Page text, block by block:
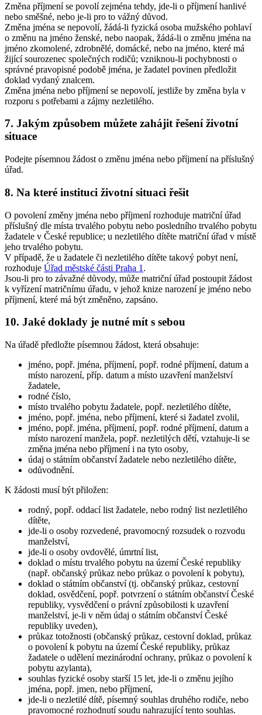
Změna příjmení se povolí zejména tehdy, jde-li o příjmení hanlivé
nebo směšné, nebo je-li pro to vážný důvod.
Změna jména se nepovolí, žádá-li fyzická osoba mužského pohlaví
o změnu na jméno ženské, nebo naopak, žádá-li o změnu jména na
jméno zkomolené, zdrobnělé, domácké, nebo na jméno, které má
žijící sourozenec společných rodičů; vzniknou-li pochybnosti o
správné pravopisné podobě jména, je žadatel povinen předložit
doklad vydaný znalcem.
Změna jména nebo příjmení se nepovolí, jestliže by změna byla v
rozporu s potřebami a zájmy nezletilého.
7. Jakým způsobem můžete zahájit řešení životní
situace
Podejte písemnou žádost o změnu jména nebo příjmení na příslušný
úřad.
8. Na které instituci životní situaci řešit
O povolení změny jména nebo příjmení rozhoduje matriční úřad
příslušný dle místa trvalého pobytu nebo posledního trvalého pobytu
žadatele v České republice; u nezletilého dítěte matriční úřad v místě
jeho trvalého pobytu.
V případě, že u žadatele či nezletilého dítěte takový pobyt není,
rozhoduje Úřad městské části Praha 1 .
Jsou-li pro to závažné důvody, může matriční úřad postoupit žádost
k vyřízení matričnímu úřadu, v jehož knize narození je jméno nebo
příjmení, které má být změněno, zapsáno.
10. Jaké doklady je nutné mít s sebou
Na úřadě předložte písemnou žádost, která obsahuje:
jméno, popř. jména, příjmení, popř. rodné příjmení, datum a
místo narození, příp. datum a místo uzavření manželství
žadatele,
rodné číslo,
místo trvalého pobytu žadatele, popř. nezletilého dítěte,
jméno, popř. jména, nebo příjmení, které si žadatel zvolil,
jméno, popř. jména, příjmení, popř. rodné příjmení, datum a
místo narození manžela, popř. nezletilých dětí, vztahuje-li se
změna jména nebo příjmení i na tyto osoby,
údaj o státním občanství žadatele nebo nezletilého dítěte,
odůvodnění.
K žádosti musí být přiložen:
rodný, popř. oddací list žadatele, nebo rodný list nezletilého
dítěte,
jde-li o osoby rozvedené, pravomocný rozsudek o rozvodu
manželství,
jde-li o osoby ovdovělé, úmrtní list,
doklad o místu trvalého pobytu na území České republiky
(např. občanský průkaz nebo průkaz o povolení k pobytu),
doklad o státním občanství (tj. občanský průkaz, cestovní
doklad, osvědčení, popř. potvrzení o státním občanství České
republiky, vysvědčení o právní způsobilosti k uzavření
manželství, je-li v něm údaj o státním občanství České
republiky uveden),
průkaz totožnosti (občanský průkaz, cestovní doklad, průkaz
o povolení k pobytu na území České republiky, průkaz
žadatele o udělení mezinárodní ochrany, průkaz o povolení k
pobytu azylanta),
souhlas fyzické osoby starší 15 let, jde-li o změnu jejího
jména, popř. jmen, nebo příjmení,
jde-li o nezletilé dítě, písemný souhlas druhého rodiče, nebo
pravomocné rozhodnutí soudu nahrazující tento souhlas.